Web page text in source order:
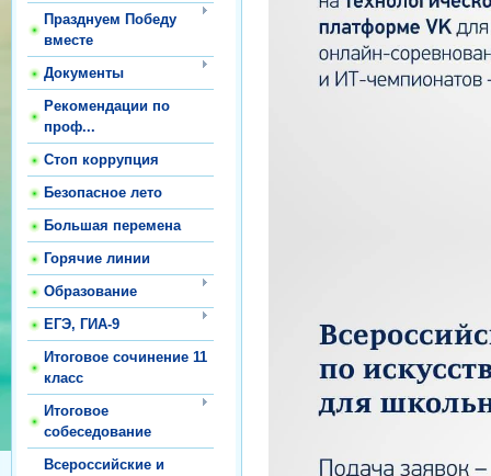
Празднуем Победу
вместе
Документы
Рекомендации по
проф...
Стоп коррупция
Безопасное лето
Большая перемена
Горячие линии
Образование
ЕГЭ, ГИА-9
Итоговое сочинение 11
класс
Итоговое
собеседование
Всероссийские и